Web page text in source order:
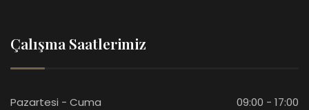
Çalışma Saatlerimiz
Pazartesi - Cuma
09:00 - 17:00